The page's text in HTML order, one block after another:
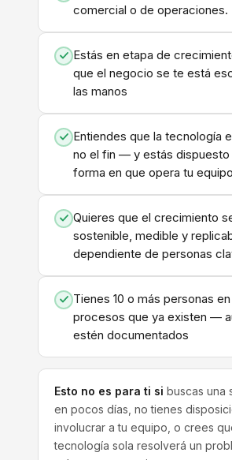
comercial o de operaciones.
Estás en etapa de
que el negocio se te está
las manos
Entiendes que la tecnología
no el fin — y estás dispuesto
forma en que opera tu equipo
Quieres que el crecimiento
sostenible, medible y
dependiente de personas
Tienes 10 o más personas
procesos que ya existen —
estén documentados
Esto no es para ti si buscas una
en pocos días, no tienes
involucrar a tu equipo, o crees
tecnología sola resolverá un